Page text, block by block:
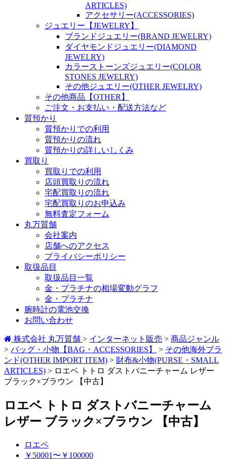
ARTICLES)
アクセサリー(ACCESSORIES)
ジュエリー【JEWELRY】
ブランドジュエリー(BRAND JEWELRY)
ダイヤモンドジュエリー(DIAMOND
JEWELRY)
カラーストーンズジュエリー(COLOR
STONES JEWELRY)
その他ジュエリー(OTHER JEWELRY)
その他商品【OTHER】
ご注文・お支払い・配送方法など
質預かり
質預かりでの利用
質預かりの流れ
質預かりの詳しいしくみ
買取り
買取りでの利用
店頭買取りの流れ
宅配買取りの流れ
宅配買取りのお申込み
無料査定フォーム
丸万質舗
会社案内
店舗へのアクセス
プライバシーポリシー
取扱品目
取扱品目一覧
金・プラチナの相場変動グラフ
金・プラチナ
腕時計の電池交換
お問い合わせ
株式会社 丸万質舗 > インターネット販売 > 商品ジャンル
> バッグ・小物【BAG・ACCESSORIES】 > その他海外ブラ
ンド(OTHER IMPORT ITEM) > 財布&小物(PURSE・SMALL
ARTICLES) > ロエベ トトロ ダストバニーチャーム レザー
ブラック×ブラウン 【中古】
ロエベ トトロ ダストバニーチャーム
レザー ブラック×ブラウン 【中古】
ロエベ
￥50001〜￥100000